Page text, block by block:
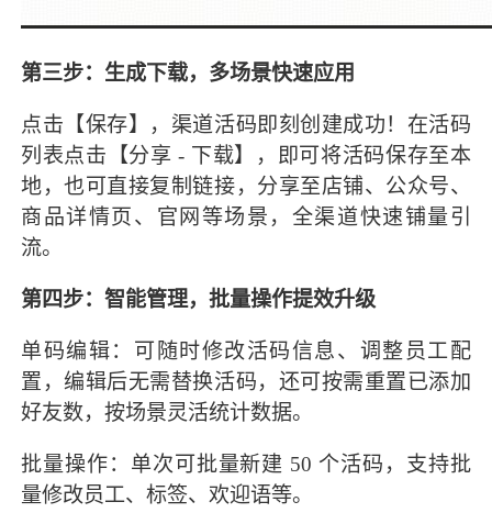
第三步：生成下载，多场景快速应用
点击【保存】，渠道活码即刻创建成功！在活码
列表点击【分享 - 下载】，即可将活码保存至本
地，也可直接复制链接，分享至店铺、公众号、
商品详情页、官网等场景，全渠道快速铺量引
流。
第四步：智能管理，批量操作提效升级
单码编辑：可随时修改活码信息、调整员工配
置，编辑后无需替换活码，还可按需重置已添加
好友数，按场景灵活统计数据。
批量操作：单次可批量新建 50 个活码，支持批
量修改员工、标签、欢迎语等。